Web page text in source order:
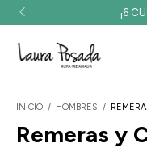
¡6
INICIO / HOMBRES /
Remeras y